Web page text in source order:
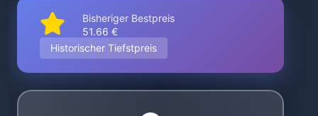
Bisheriger Bestpreis
51.66 €
Historischer Tiefstpreis